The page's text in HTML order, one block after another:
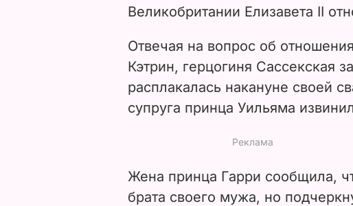
Великобритании Елизавета II
Отвечая на вопрос об
Кэтрин, герцогиня Сассекская
расплакалась накануне своей
супруга принца Уильяма
Жена принца Гарри сообщила,
брата своего мужа, но